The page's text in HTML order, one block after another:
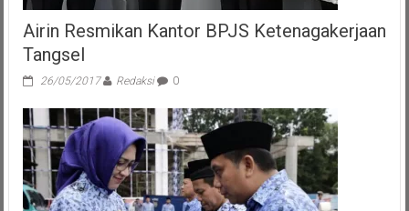
Airin Resmikan Kantor BPJS Ketenagakerjaan
Tangsel
26/05/2017 Redaksi 0